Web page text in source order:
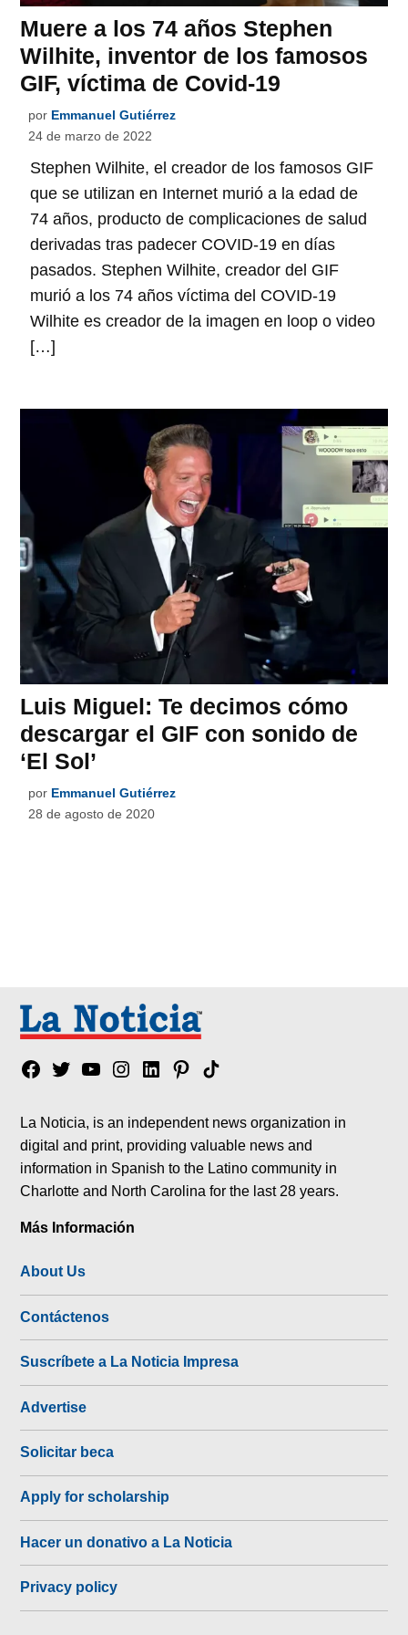
Muere a los 74 años Stephen
Wilhite, inventor de los famosos
GIF, víctima de Covid-19
por Emmanuel Gutiérrez
24 de marzo de 2022
Stephen Wilhite, el creador de los famosos GIF
que se utilizan en Internet murió a la edad de
74 años, producto de complicaciones de salud
derivadas tras padecer COVID-19 en días
pasados. Stephen Wilhite, creador del GIF
murió a los 74 años víctima del COVID-19
Wilhite es creador de la imagen en loop o video
[…]
Luis Miguel: Te decimos cómo
descargar el GIF con sonido de
‘El Sol’
por Emmanuel Gutiérrez
28 de agosto de 2020
Facebook
TwitterYouTubeInstagram
LinkedinPinterest
Tik
La Noticia, is an independent news organization in
digital and print, providing valuable news and
information in Spanish to the Latino community in
Charlotte and North Carolina for the last 28 years.
Más Información
About Us
Contáctenos
Suscríbete a La Noticia Impresa
Advertise
Solicitar beca
Apply for scholarship
Hacer un donativo a La Noticia
Privacy policy